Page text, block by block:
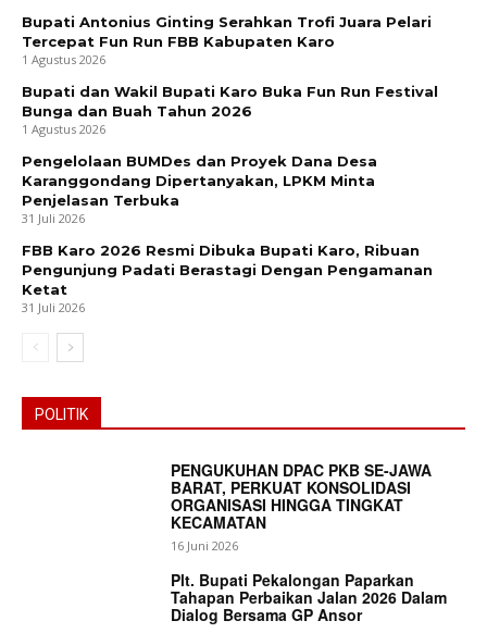
Bupati Antonius Ginting Serahkan Trofi Juara Pelari
Tercepat Fun Run FBB Kabupaten Karo
1 Agustus 2026
Bupati dan Wakil Bupati Karo Buka Fun Run Festival
Bunga dan Buah Tahun 2026
1 Agustus 2026
Pengelolaan BUMDes dan Proyek Dana Desa
Karanggondang Dipertanyakan, LPKM Minta
Penjelasan Terbuka
31 Juli 2026
FBB Karo 2026 Resmi Dibuka Bupati Karo, Ribuan
Pengunjung Padati Berastagi Dengan Pengamanan
Ketat
31 Juli 2026
POLITIK
PENGUKUHAN DPAC PKB SE-JAWA
BARAT, PERKUAT KONSOLIDASI
ORGANISASI HINGGA TINGKAT
KECAMATAN
16 Juni 2026
Plt. Bupati Pekalongan Paparkan
Tahapan Perbaikan Jalan 2026 Dalam
Dialog Bersama GP Ansor